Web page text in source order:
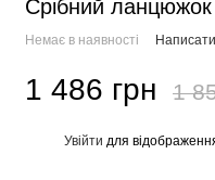
Срібний ланцюжок
Немає в наявності Написати
1 486 грн 1
Увійти для